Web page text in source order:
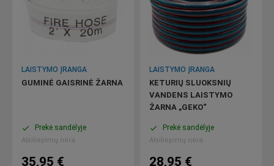
LAISTYMO ĮRANGA
GUMINĖ GAISRINĖ ŽARNA
done Prekė sandėlyje
Atsiliepimų nėra
35,95 €
LAISTYMO ĮRANGA
KETURIŲ SLUOKSNIŲ
VANDENS LAISTYMO
ŽARNA „GEKO“
done Prekė sandėlyje
Atsiliepimų nėra
28,95 €